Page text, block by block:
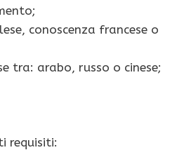
conoscenza francese o
tra: arabo, russo o cinese;
requisiti: